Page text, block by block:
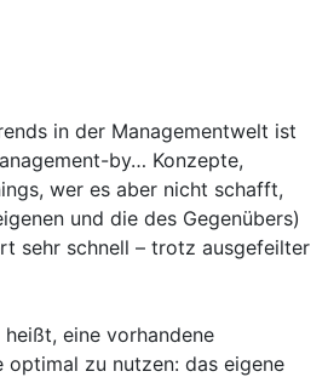
in der Managementwelt ist
by… Konzepte,
wer es aber nicht schafft,
und die des Gegenübers)
sehr schnell – trotz ausgefeilter
eine vorhandene
optimal zu nutzen: das eigene